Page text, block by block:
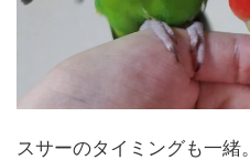
スサーのタイミングも一緒。